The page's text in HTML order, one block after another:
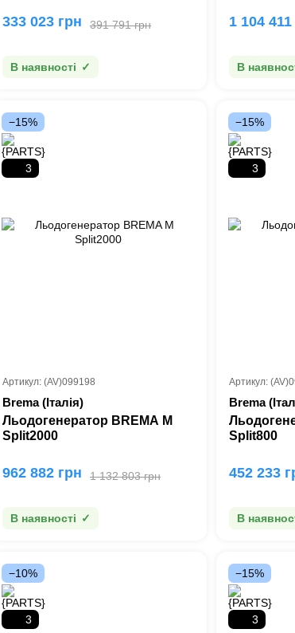
391 791 грн
333 023 грн
В наявності
1 104 411
В
−15%
3
Артикул: (AV)099198
Brema (Італія)
Льодогенератор BREMA M
Split2000
1 132 803 грн
962 882 грн
В наявності
−15%
3
Артикул:
Brema
Split800
452 233
В
−10%
3
−15%
3